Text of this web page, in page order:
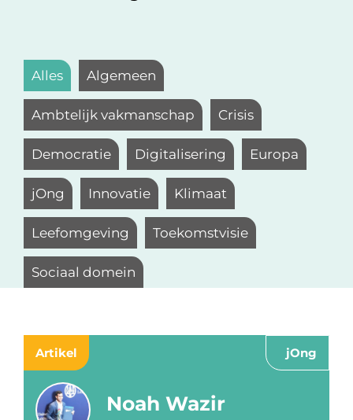
Alles Algemeen
Ambtelijk vakmanschap Crisis
Democratie Digitalisering Europa
jOng Innovatie Klimaat
Leefomgeving Toekomstvisie
Sociaal domein
Artikel jOng
Noah Wazir